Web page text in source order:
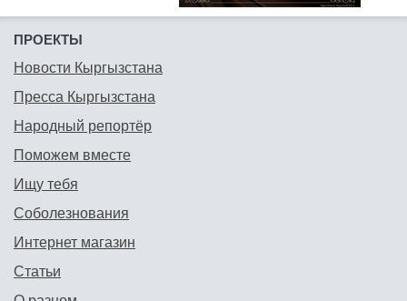
ПРОЕКТЫ
Новости Кыргызстана
Пресса Кыргызстана
Народный репортёр
Поможем вместе
Ищу тебя
Соболезнования
Интернет магазин
Статьи